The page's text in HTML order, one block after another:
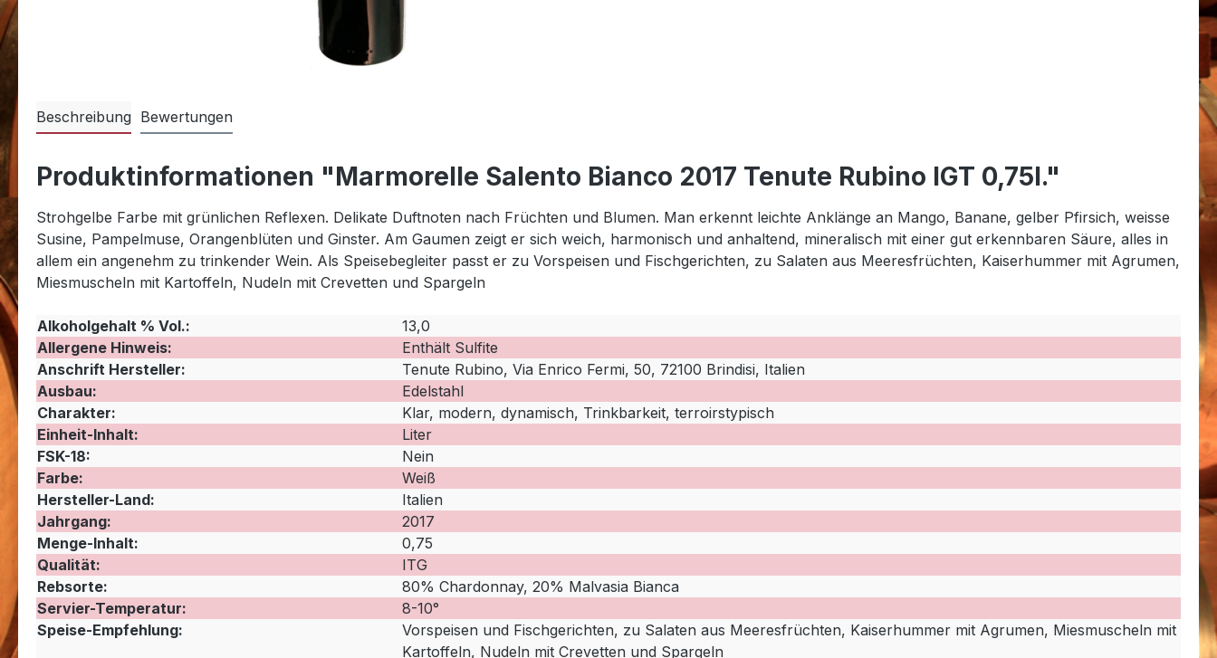
Beschreibung Bewertungen
Produktinformationen "Marmorelle Salento Bianco 2017 Tenute Rubino IGT 0,75l."
Strohgelbe Farbe mit grünlichen Reflexen. Delikate Duftnoten nach Früchten und Blumen. Man erkennt leichte Anklänge an Mango, Banane, gelber Pfirsich, weisse
Susine, Pampelmuse, Orangenblüten und Ginster. Am Gaumen zeigt er sich weich, harmonisch und anhaltend, mineralisch mit einer gut erkennbaren Säure, alles in
allem ein angenehm zu trinkender Wein. Als Speisebegleiter passt er zu Vorspeisen und Fischgerichten, zu Salaten aus Meeresfrüchten, Kaiserhummer mit Agrumen,
Miesmuscheln mit Kartoffeln, Nudeln mit Crevetten und Spargeln
Alkoholgehalt % Vol.:
13,0
Allergene Hinweis:
Enthält Sulfite
Anschrift Hersteller:
Tenute Rubino, Via Enrico Fermi, 50, 72100 Brindisi, Italien
Ausbau:
Edelstahl
Charakter:
Klar, modern, dynamisch, Trinkbarkeit, terroirstypisch
Einheit-Inhalt:
Liter
FSK-18:
Nein
Farbe:
Weiß
Hersteller-Land:
Italien
Jahrgang:
2017
Menge-Inhalt:
0,75
Qualität:
ITG
Rebsorte:
80% Chardonnay, 20% Malvasia Bianca
Servier-Temperatur:
8-10°
Speise-Empfehlung:
Vorspeisen und Fischgerichten, zu Salaten aus Meeresfrüchten, Kaiserhummer mit Agrumen, Miesmuscheln mit
Kartoffeln, Nudeln mit Crevetten und Spargeln